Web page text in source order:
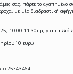
σας, πάρτε το αγαπημένο
με μία διαδραστική
10:00-11:30πμ, για παιδιά
10 ευρώ
25343464